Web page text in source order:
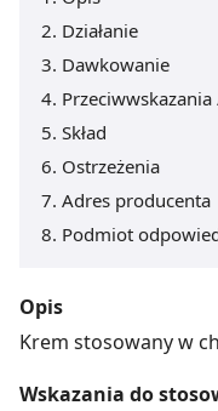
Działanie
Dawkowanie
Skład
Ostrzeżenia
Adres producenta
Podmiot
Opis
Krem stosowany w
Wskazania do